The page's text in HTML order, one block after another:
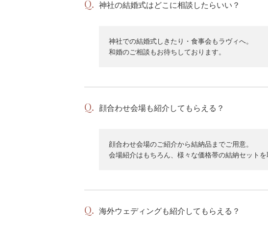
神社の結婚式はどこに相談したらいい？
神社での結婚式しきたり・食事会もラヴィへ。
和婚のご相談もお待ちしております。
顔合わせ会場も紹介してもらえる？
顔合わせ会場のご紹介から結納品までご用意。
会場紹介はもちろん、様々な価格帯の結納セットを
海外ウェディングも紹介してもらえる？